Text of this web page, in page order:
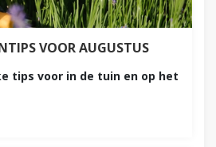
VOOR AUGUSTUS
tips voor in de tuin en op het